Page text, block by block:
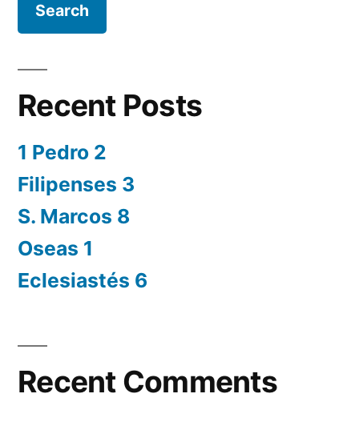
Recent Posts
1 Pedro 2
Filipenses 3
S. Marcos 8
Oseas 1
Eclesiastés 6
Recent Comments